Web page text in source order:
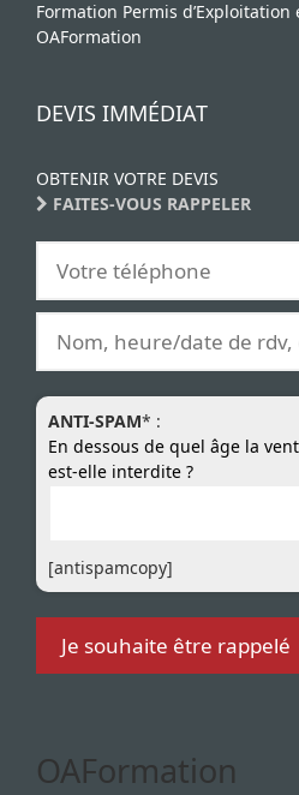
Formation Permis
OAFormation
DEVIS IMMÉDIAT
OBTENIR VOTRE DEVIS
FAITES-VOUS RAPPELER
ANTI-SPAM* :
En dessous de quel âge la
est-elle interdite ?
[antispamcopy]
OAFormation